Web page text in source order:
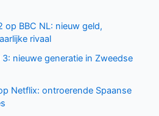
op BBC NL: nieuw geld,
rivaal
3: nieuwe generatie in Zweedse
Netflix: ontroerende Spaanse